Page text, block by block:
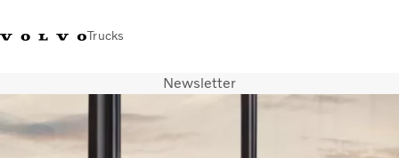
Trucks
Merchandise shopConnexion
Newsletter